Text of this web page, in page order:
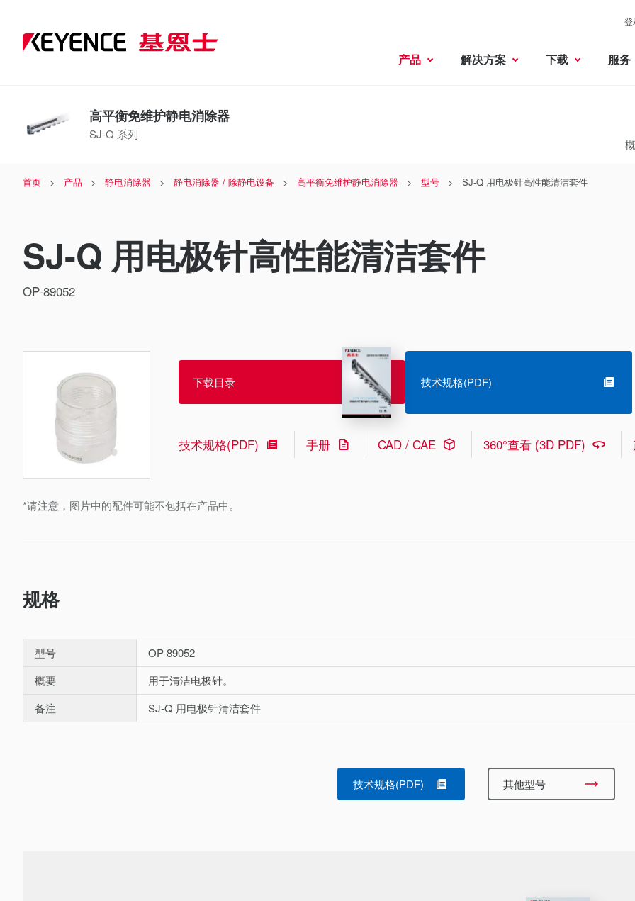
登
产品 解决方案 下载 服务
高平衡免维护静电消除器
SJ-Q 系列
首页 产品 静电消除器 静电消除器 / 除静电设备 高平衡免维护静电消除器 型号 SJ-Q 用电极针高性能清洁套件
SJ-Q 用电极针高性能清洁套件
OP-89052
*请注意，图片中的配件可能不包括在产品中。
下载目录 技术规格(PDF)
技术规格(PDF) 手册 CAD / CAE 360°查看 (3D PDF)
规格
型号
OP-89052
概要
用于清洁电极针。
备注
SJ-Q 用电极针清洁套件
技术规格(PDF) 其他型号